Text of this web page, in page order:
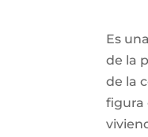
Es
de la
de la
figura